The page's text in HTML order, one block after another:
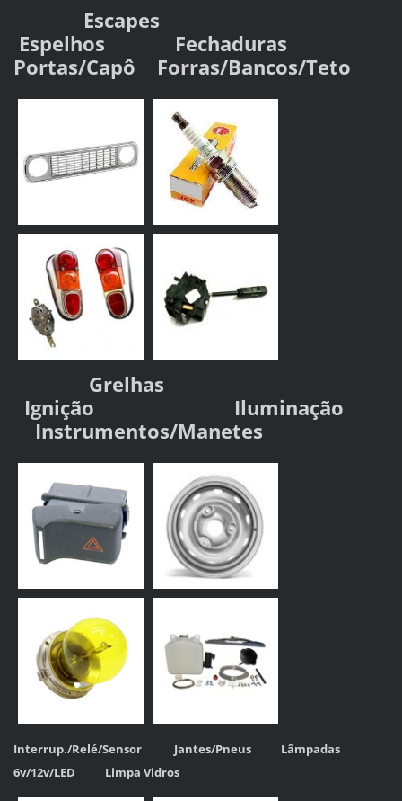
Escapes
Espelhos Fechaduras
Portas/Capô Forras/Bancos/Teto
Grelhas
Ignição Iluminação
Instrumentos/Manetes
Interrup./Relé/Sensor Jantes/Pneus Lâmpadas
6v/12v/LED Limpa Vidros